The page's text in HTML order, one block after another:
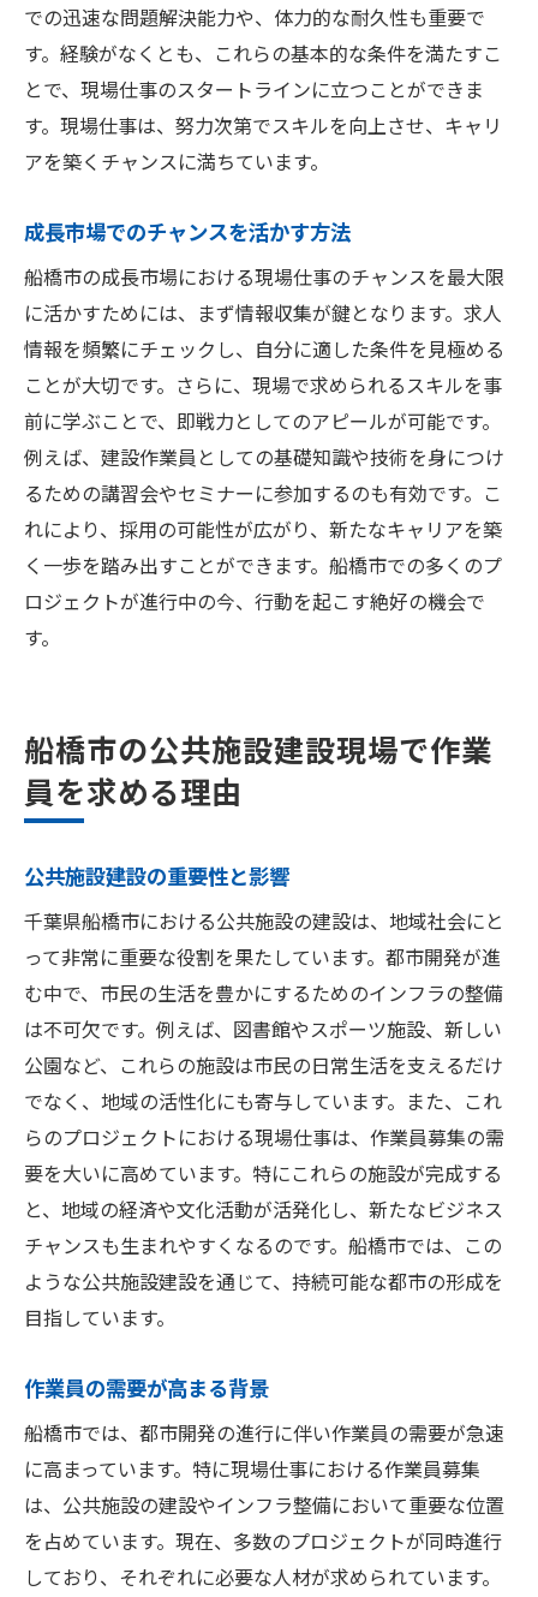
での迅速な問題解決能力や、体力的な耐久性も重要で
す。経験がなくとも、これらの基本的な条件を満たすこ
とで、現場仕事のスタートラインに立つことができま
す。現場仕事は、努力次第でスキルを向上させ、キャリ
アを築くチャンスに満ちています。
成長市場でのチャンスを活かす方法
船橋市の成長市場における現場仕事のチャンスを最大限
に活かすためには、まず情報収集が鍵となります。求人
情報を頻繁にチェックし、自分に適した条件を見極める
ことが大切です。さらに、現場で求められるスキルを事
前に学ぶことで、即戦力としてのアピールが可能です。
例えば、建設作業員としての基礎知識や技術を身につけ
るための講習会やセミナーに参加するのも有効です。こ
れにより、採用の可能性が広がり、新たなキャリアを築
く一歩を踏み出すことができます。船橋市での多くのプ
ロジェクトが進行中の今、行動を起こす絶好の機会で
す。
船橋市の公共施設建設現場で作業
員を求める理由
公共施設建設の重要性と影響
千葉県船橋市における公共施設の建設は、地域社会にと
って非常に重要な役割を果たしています。都市開発が進
む中で、市民の生活を豊かにするためのインフラの整備
は不可欠です。例えば、図書館やスポーツ施設、新しい
公園など、これらの施設は市民の日常生活を支えるだけ
でなく、地域の活性化にも寄与しています。また、これ
らのプロジェクトにおける現場仕事は、作業員募集の需
要を大いに高めています。特にこれらの施設が完成する
と、地域の経済や文化活動が活発化し、新たなビジネス
チャンスも生まれやすくなるのです。船橋市では、この
ような公共施設建設を通じて、持続可能な都市の形成を
目指しています。
作業員の需要が高まる背景
船橋市では、都市開発の進行に伴い作業員の需要が急速
に高まっています。特に現場仕事における作業員募集
は、公共施設の建設やインフラ整備において重要な位置
を占めています。現在、多数のプロジェクトが同時進行
しており、それぞれに必要な人材が求められています。